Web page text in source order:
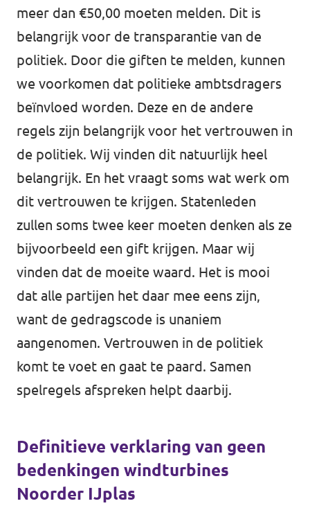
meer dan €50,00 moeten melden. Dit is
belangrijk voor de transparantie van de
politiek. Door die giften te melden, kunnen
we voorkomen dat politieke ambtsdragers
beïnvloed worden. Deze en de andere
regels zijn belangrijk voor het vertrouwen in
de politiek. Wij vinden dit natuurlijk heel
belangrijk. En het vraagt soms wat werk om
dit vertrouwen te krijgen. Statenleden
zullen soms twee keer moeten denken als ze
bijvoorbeeld een gift krijgen. Maar wij
vinden dat de moeite waard. Het is mooi
dat alle partijen het daar mee eens zijn,
want de gedragscode is unaniem
aangenomen. Vertrouwen in de politiek
komt te voet en gaat te paard. Samen
spelregels afspreken helpt daarbij.
Definitieve verklaring van geen
bedenkingen windturbines
Noorder IJplas